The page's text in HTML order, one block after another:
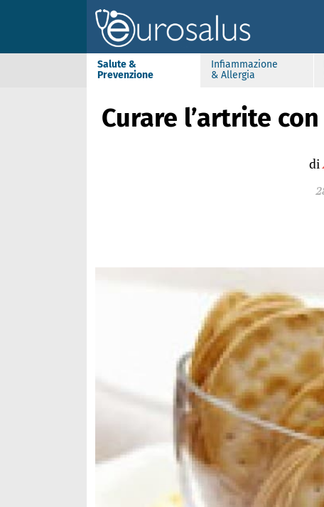
Salute &
Prevenzione
Infiammazione
& Allergia
Curare l’artrite
di